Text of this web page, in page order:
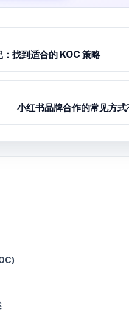
找到适合的 KOC 策略
小红书品牌合作的常见方式